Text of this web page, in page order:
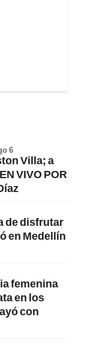
6
Villa; a
VIVO POR
de disfrutar
en Medellín
femenina
en los
con